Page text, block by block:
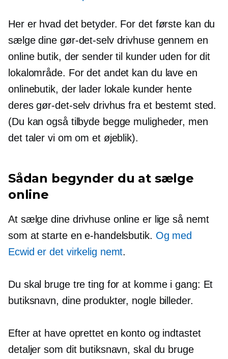
Her er hvad det betyder. For det første kan du
sælge dine gør-det-selv drivhuse gennem en
online butik, der sender til kunder uden for dit
lokalområde. For det andet kan du lave en
onlinebutik, der lader lokale kunder hente
deres gør-det-selv drivhus fra et bestemt sted.
(Du kan også tilbyde begge muligheder, men
det taler vi om om et øjeblik).
Sådan begynder du at sælge
online
At sælge dine drivhuse online er lige så nemt
som at starte en e-handelsbutik. Og med
Ecwid er det virkelig nemt.
Du skal bruge tre ting for at komme i gang: Et
butiksnavn, dine produkter, nogle billeder.
Efter at have oprettet en konto og indtastet
detaljer som dit butiksnavn, skal du bruge